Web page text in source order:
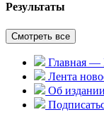
Результаты
Смотреть все
Главная —
Лента
Об издании